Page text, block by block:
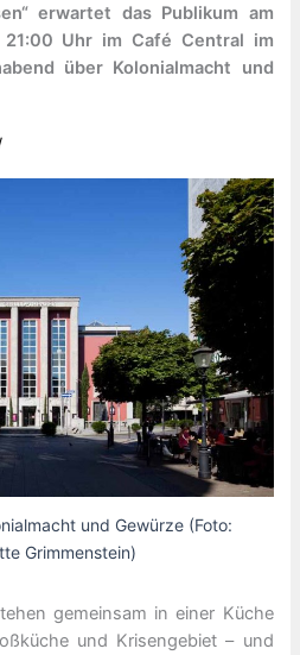
erwartet das Publikum am
Uhr im Café Central im
über Kolonialmacht und
und Gewürze (Foto:
Grimmenstein)
gemeinsam in einer Küche
und Krisengebiet – und